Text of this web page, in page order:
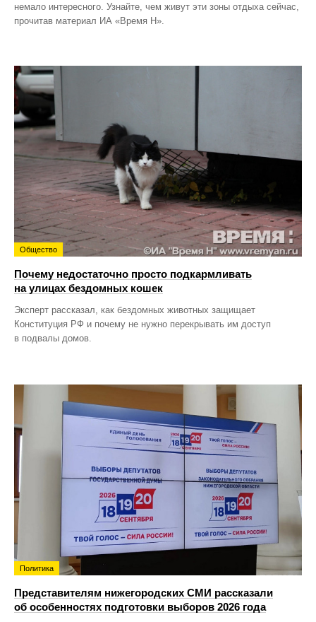
немало интересного. Узнайте, чем живут эти зоны отдыха сейчас,
прочитав материал ИА «Время Н».
Общество
Почему недостаточно просто подкармливать
на улицах бездомных кошек
Эксперт рассказал, как бездомных животных защищает
Конституция РФ и почему не нужно перекрывать им доступ
в подвалы домов.
Политика
Представителям нижегородских СМИ рассказали
об особенностях подготовки выборов 2026 года